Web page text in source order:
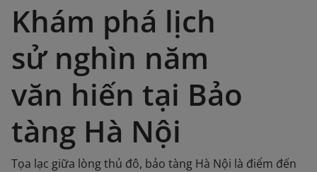
Khám phá lịch
sử nghìn năm
văn hiến tại Bảo
tàng Hà Nội
Tọa lạc giữa lòng thủ đô, bảo tàng Hà Nội là điểm đến